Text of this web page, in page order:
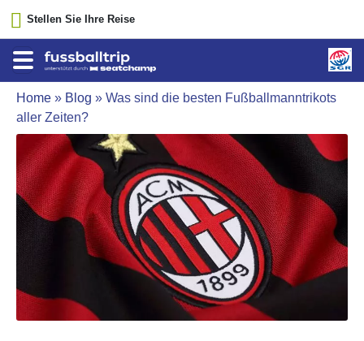
Stellen Sie Ihre Reise
Home » Blog » Was sind die besten Fußballmanntrikots
aller Zeiten?